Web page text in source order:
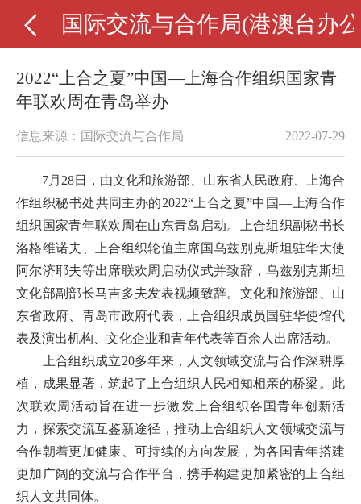
国际交流与合作局(港澳台办
2022“上合之夏”中国—上海合作组织国家青
年联欢周在青岛举办
信息来源：国际交流与合作局 2022-07-29
7月28日，由文化和旅游部、山东省人民政府、上海合
作组织秘书处共同主办的2022“上合之夏”中国—上海合作
组织国家青年联欢周在山东青岛启动。上合组织副秘书长
洛格维诺夫、上合组织轮值主席国乌兹别克斯坦驻华大使
阿尔济耶夫等出席联欢周启动仪式并致辞，乌兹别克斯坦
文化部副部长马吉多夫发表视频致辞。文化和旅游部、山
东省政府、青岛市政府代表，上合组织成员国驻华使馆代
表及演出机构、文化企业和青年代表等百余人出席活动。
上合组织成立20多年来，人文领域交流与合作深耕厚
植，成果显著，筑起了上合组织人民相知相亲的桥梁。此
次联欢周活动旨在进一步激发上合组织各国青年创新活
力，探索交流互鉴新途径，推动上合组织人文领域交流与
合作朝着更加健康、可持续的方向发展，为各国青年搭建
更加广阔的交流与合作平台，携手构建更加紧密的上合组
织人文共同体。